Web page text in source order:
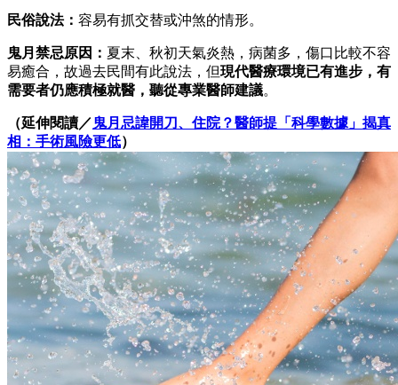
民俗說法： 容易有抓交替或沖煞的情形。
鬼月禁忌原因： 夏末、秋初天氣炎熱，病菌多，傷口比較不容
易癒合，故過去民間有此說法，但現代醫療環境已有進步，有
需要者仍應積極就醫，聽從專業醫師建議。
（延伸閱讀／鬼月忌諱開刀、住院？醫師提「科學數據」揭真
相：手術風險更低）